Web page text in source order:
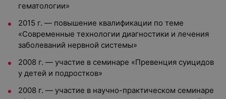
гематологии»
2015 г. — повышение квалификации по теме
«Современные технологии диагностики и лечения
заболеваний нервной системы»
2008 г. — участие в семинаре «Превенция суицидов
у детей и подростков»
2008 г. — участие в научно-практическом семинаре